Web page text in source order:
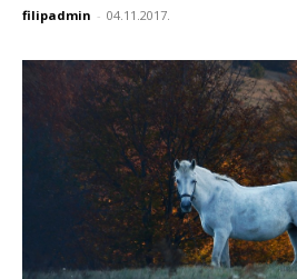
filipadmin - 04.11.2017.